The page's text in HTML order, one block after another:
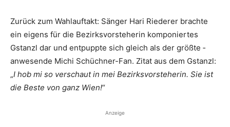
Zurück zum Wahlauftakt: Sänger Hari Riederer brachte
ein eigens für die Bezirksvorsteherin komponiertes
Gstanzl dar und entpuppte sich gleich als der größte ­
anwesende Michi Schüchner-Fan. Zitat aus dem Gstanzl:
„I hob mi so verschaut in mei Bezirksvorsteherin. Sie ist
die Beste von ganz Wien!“
Anzeige